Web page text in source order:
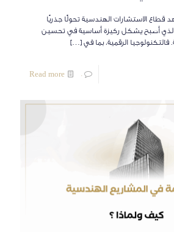
قطاع الاستشارات الهندسية تحولًا جذريًا
أصبح يشكل ركيزة أساسية في تحسين
الرقمية، بما في […]
0
Read more